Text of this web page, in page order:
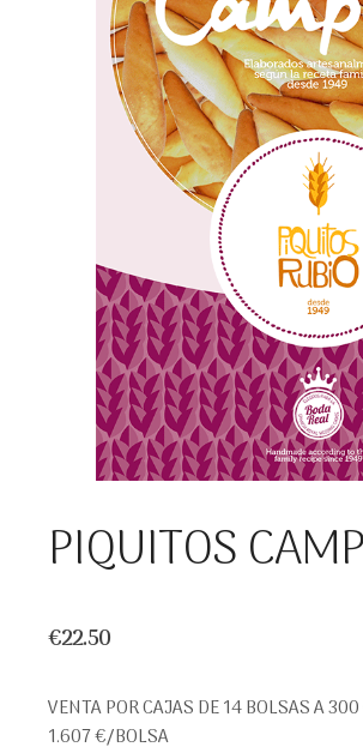
PIQUITOS
€22.50
VENTA POR CAJAS DE 14 BOLSAS A
1.607 €/BOLSA